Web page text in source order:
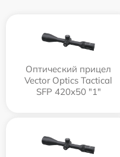
Оптический прицел
Vector Optics Tactical
SFP 420x50 "1"